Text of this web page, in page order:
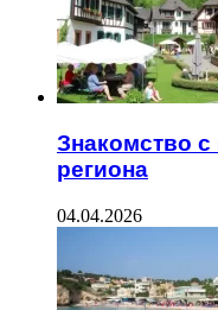
Знакомство с
региона
04.04.2026